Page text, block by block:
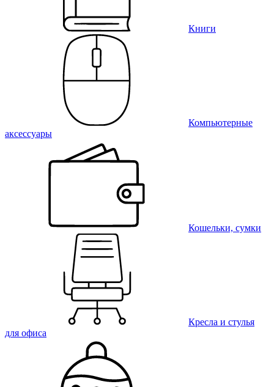
Книги
Компьютерные
аксессуары
Кошельки, сумки
Кресла и стулья
для офиса